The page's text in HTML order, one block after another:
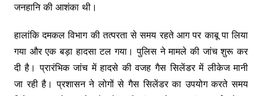
जनहानि की आशंका थी।
हालांकि दमकल विभाग की तत्परता से समय रहते आग पर काबू पा लिया
गया और एक बड़ा हादसा टल गया। पुलिस ने मामले की जांच शुरू कर
दी है। प्रारंभिक जांच में हादसे की वजह गैस सिलेंडर में लीकेज मानी
जा रही है। प्रशासन ने लोगों से गैस सिलेंडर का उपयोग करते समय